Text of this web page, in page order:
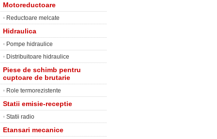
Motoreductoare
• Reductoare melcate
Hidraulica
• Pompe hidraulice
• Distribuitoare hidraulice
Piese de schimb pentru
cuptoare de brutarie
• Role termorezistente
Statii emisie-receptie
• Statii radio
Etansari mecanice